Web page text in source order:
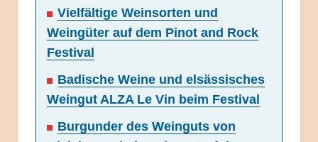
Vielfältige Weinsorten und
Weingüter auf dem Pinot and Rock
Festival
Badische Weine und elsässisches
Weingut ALZA Le Vin beim Festival
Burgunder des Weinguts von